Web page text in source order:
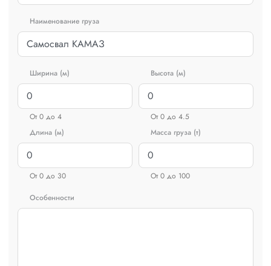
Наименование груза
Ширина (м)
От 0 до 4
Высота (м)
От 0 до 4.5
Длина (м)
От 0 до 30
Масса груза (т)
От 0 до 100
Особенности